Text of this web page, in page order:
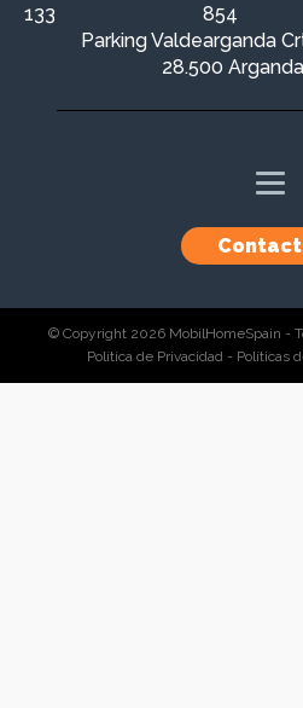
133
854
Parking Valdearganda
28.500
© Copyright 2026 MobilHomeSpain -
Política de Privacidad - Políticas